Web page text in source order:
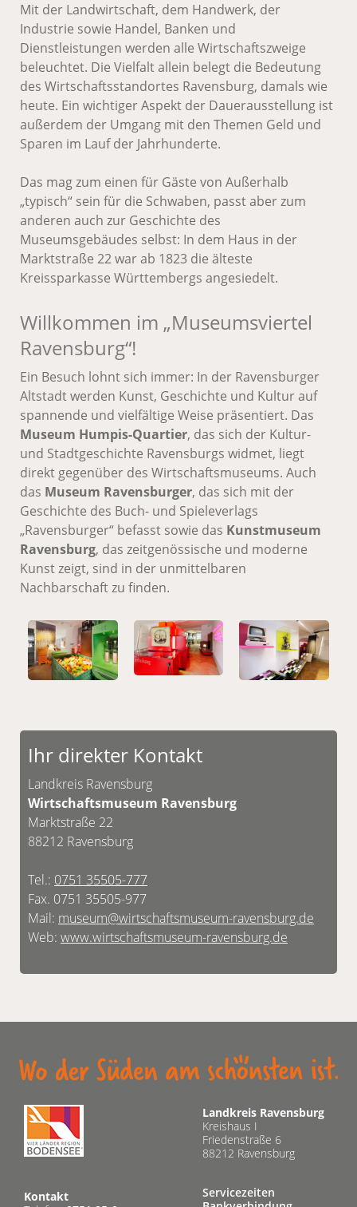
Mit der Landwirtschaft, dem Handwerk, der
Industrie sowie Handel, Banken und
Dienstleistungen werden alle Wirtschaftszweige
beleuchtet. Die Vielfalt allein belegt die Bedeutung
des Wirtschaftsstandortes Ravensburg, damals wie
heute. Ein wichtiger Aspekt der Dauerausstellung ist
außerdem der Umgang mit den Themen Geld und
Sparen im Lauf der Jahrhunderte.
Das mag zum einen für Gäste von Außerhalb
„typisch“ sein für die Schwaben, passt aber zum
anderen auch zur Geschichte des
Museumsgebäudes selbst: In dem Haus in der
Marktstraße 22 war ab 1823 die älteste
Kreissparkasse Württembergs angesiedelt.
Willkommen im „Museumsviertel
Ravensburg“!
Ein Besuch lohnt sich immer: In der Ravensburger
Altstadt werden Kunst, Geschichte und Kultur auf
spannende und vielfältige Weise präsentiert. Das
Museum Humpis-Quartier, das sich der Kultur-
und Stadtgeschichte Ravensburgs widmet, liegt
direkt gegenüber des Wirtschaftsmuseums. Auch
das Museum Ravensburger, das sich mit der
Geschichte des Buch- und Spieleverlags
„Ravensburger“ befasst sowie das Kunstmuseum
Ravensburg, das zeitgenössische und moderne
Kunst zeigt, sind in der unmittelbaren
Nachbarschaft zu finden.
Ihr direkter Kontakt
Landkreis Ravensburg
Wirtschaftsmuseum Ravensburg
Marktstraße 22
88212 Ravensburg
Tel.: 0751 35505-777
Fax. 0751 35505-977
Mail: museum@wirtschaftsmuseum-ravensburg.de
Web: www.wirtschaftsmuseum-ravensburg.de
Landkreis Ravensburg
Kreishaus I
Friedenstraße 6
88212 Ravensburg
Kontakt
Servicezeiten